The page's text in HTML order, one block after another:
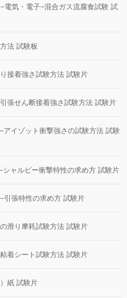
電気・電子−混合ガス流腐食試験 試
法 試験板
接着強さ試験方法 試験片
張せん断接着強さ試験方法 試験片
アイゾット衝撃強さの試験方法 試験
シャルピー衝撃特性の求め方 試験片
引張特性の求め方 試験片
滑り摩耗試験方法 試験片
着シート試験方法 試験片
紙 試験片